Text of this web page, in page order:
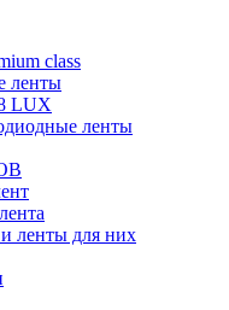
class
ленты
LUX
ленты
ленты для них